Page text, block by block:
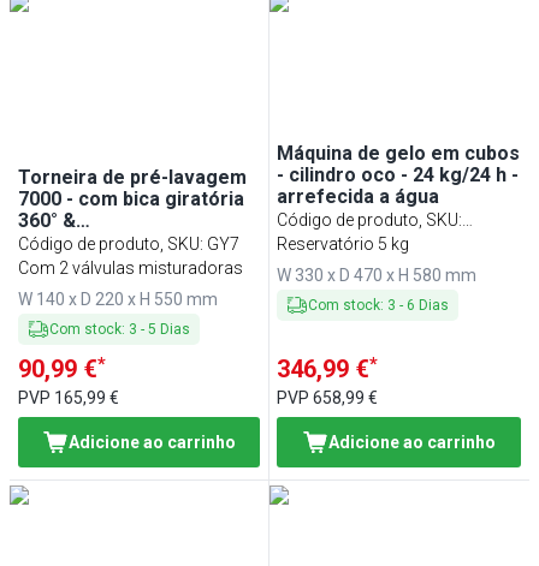
Torneira de pré-lavagem
7000 - com bica giratória
360° &
profissional/industrial -
ligação 1/2" |
Código de produto, SKU: GY7
Com 2 válvulas misturadoras
W 140 x D 220 x H 550 mm
Com stock: 3 - 5 Dias
90,99 €*
PVP 165,99 €
Adicione ao carrinho
Máquina de gelo em cubos
- cilindro oco - 24 kg/24 h -
arrefecida a água
Código de produto, SKU:
EWBH345W-NReservatório 5 kg
W 330 x D 470 x H 580 mm
Com stock: 3 - 6 Dias
346,99 €*
PVP658,99 €
Adicione ao carrinho